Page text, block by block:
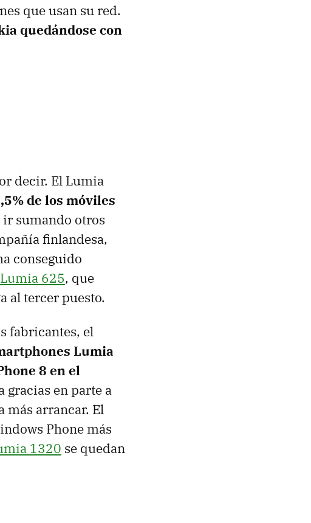
que usan su red.
quedándose con
decir. El Lumia
de los móviles
ir sumando otros
finlandesa,
conseguido
625, que
al tercer puesto.
fabricantes, el
Lumia
8 en el
gracias en parte a
más arrancar. El
Phone más
1320 se quedan